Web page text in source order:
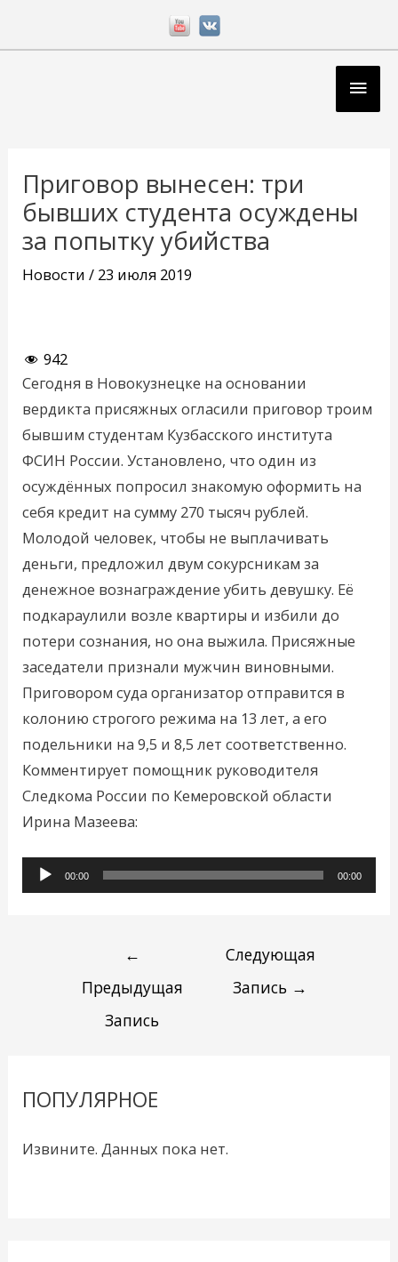
Приговор вынесен: три
бывших студента осуждены
за попытку убийства
Новости / 23 июля 2019
942
Сегодня в Новокузнецке на основании
вердикта присяжных огласили приговор троим
бывшим студентам Кузбасского института
ФСИН России. Установлено, что один из
осуждённых попросил знакомую оформить на
себя кредит на сумму 270 тысяч рублей.
Молодой человек, чтобы не выплачивать
деньги, предложил двум сокурсникам за
денежное вознаграждение убить девушку. Её
подкараулили возле квартиры и избили до
потери сознания, но она выжила. Присяжные
заседатели признали мужчин виновными.
Приговором суда организатор отправится в
колонию строгого режима на 13 лет, а его
подельники на 9,5 и 8,5 лет соответственно.
Комментирует помощник руководителя
Следкома России по Кемеровской области
Ирина Мазеева:
Аудиоплеер
00:00 00:00
записям
←
Предыдущая
Запись
Следующая
Запись →
ПОПУЛЯРНОЕ
Извините. Данных пока нет.